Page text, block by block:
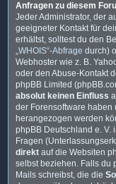
Anfragen zu diesem
Jeder Administrator, der
geeigneter Kontakt für
erhältst, solltest du den
„WHOIS“-Abfrage durch)
Webhoster wie z. B.
oder den Abuse-Kontakt
phpBB Limited
absolut keinen Einfluss
der Forensoftware haben
herangezogen werden
phpBB Deutschland e. V.
Fragen
direkt auf die Websiten
selbst beziehen. Falls du
Mails schreibst, die die